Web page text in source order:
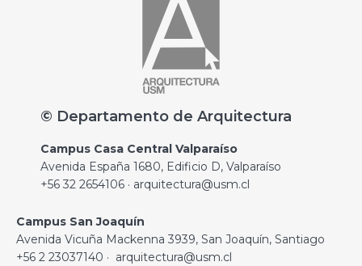
© Departamento de Arquitectura
Campus Casa Central Valparaíso
Avenida España 1680, Edificio D, Valparaíso
+56 32 2654106 · arquitectura@usm.cl
Campus San Joaquín
Avenida Vicuña Mackenna 3939, San Joaquín, Santiago
+56 2 23037140 · arquitectura@usm.cl